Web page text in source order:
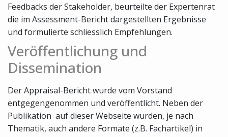
Feedbacks der Stakeholder, beurteilte der Expertenrat
die im Assessment-Bericht dargestellten Ergebnisse
und formulierte schliesslich Empfehlungen.
Veröffentlichung und
Dissemination
Der Appraisal-Bericht wurde vom Vorstand
entgegengenommen und veröffentlicht. Neben der
Publikation auf dieser Webseite wurden, je nach
Thematik, auch andere Formate (z.B. Fachartikel) in